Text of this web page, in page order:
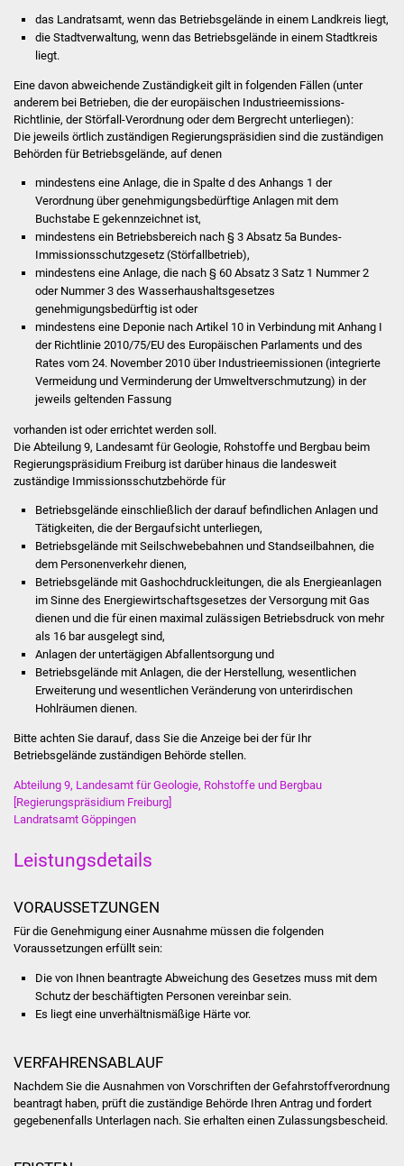
Jubiläumsjahr 2021
Projekte
Schulentwicklung Bizet
Sanierung Hallenbad
Ortsentwicklung
Bürger & Service
Dienstleistungen
Lebenslagen
Formulare
Bildung
Kindergärten
Kolping-Musikschule
Jugendhaus
Fachteam Jugend
Stadtwerke
das Landratsamt, wenn das Betriebsgelände in einem Landkreis liegt,
die Stadtverwaltung, wenn das Betriebsgelände in einem Stadtkreis
liegt.
Eine davon abweichende Zuständigkeit gilt in folgenden Fällen (unter
anderem bei Betrieben, die der europäischen Industrieemissions-
Richtlinie, der Störfall-Verordnung oder dem Bergrecht unterliegen):
Die jeweils örtlich zuständigen Regierungspräsidien sind die zuständigen
Behörden für Betriebsgelände, auf denen
mindestens eine Anlage, die in Spalte d des Anhangs 1 der
Verordnung über genehmigungsbedürftige Anlagen mit dem
Buchstabe E gekennzeichnet ist,
mindestens ein Betriebsbereich nach § 3 Absatz 5a Bundes-
Immissionsschutzgesetz (Störfallbetrieb),
mindestens eine Anlage, die nach § 60 Absatz 3 Satz 1 Nummer 2
oder Nummer 3 des Wasserhaushaltsgesetzes
genehmigungsbedürftig ist oder
mindestens eine Deponie nach Artikel 10 in Verbindung mit Anhang I
der Richtlinie 2010/75/EU des Europäischen Parlaments und des
Rates vom 24. November 2010 über Industrieemissionen (integrierte
Vermeidung und Verminderung der Umweltverschmutzung) in der
jeweils geltenden Fassung
vorhanden ist oder errichtet werden soll.
Die Abteilung 9, Landesamt für Geologie, Rohstoffe und Bergbau beim
Regierungspräsidium Freiburg ist darüber hinaus die landesweit
zuständige Immissionsschutzbehörde für
Betriebsgelände einschließlich der darauf befindlichen Anlagen und
Tätigkeiten, die der Bergaufsicht unterliegen,
Betriebsgelände mit Seilschwebebahnen und Standseilbahnen, die
dem Personenverkehr dienen,
Betriebsgelände mit Gashochdruckleitungen, die als Energieanlagen
im Sinne des Energiewirtschaftsgesetzes der Versorgung mit Gas
dienen und die für einen maximal zulässigen Betriebsdruck von mehr
als 16 bar ausgelegt sind,
Anlagen der untertägigen Abfallentsorgung und
Betriebsgelände mit Anlagen, die der Herstellung, wesentlichen
Erweiterung und wesentlichen Veränderung von unterirdischen
Hohlräumen dienen.
Bitte achten Sie darauf, dass Sie die Anzeige bei der für Ihr
Betriebsgelände zuständigen Behörde stellen.
Abteilung 9, Landesamt für Geologie, Rohstoffe und Bergbau
[Regierungspräsidium Freiburg]
Landratsamt Göppingen
Leistungsdetails
VORAUSSETZUNGEN
Für die Genehmigung einer Ausnahme müssen die folgenden
Voraussetzungen erfüllt sein:
Die von Ihnen beantragte Abweichung des Gesetzes muss mit dem
Schutz der beschäftigten Personen vereinbar sein.
Es liegt eine unverhältnismäßige Härte vor.
VERFAHRENSABLAUF
Nachdem Sie die Ausnahmen von Vorschriften der Gefahrstoffverordnung
beantragt haben, prüft die zuständige Behörde Ihren Antrag und fordert
gegebenenfalls Unterlagen nach. Sie erhalten einen Zulassungsbescheid.